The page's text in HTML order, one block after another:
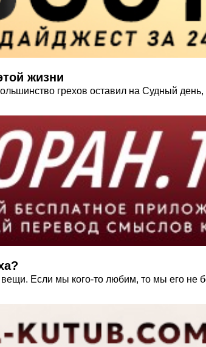
жизни
грехов оставил на Судный день,
Если мы кого-то любим, то мы его не